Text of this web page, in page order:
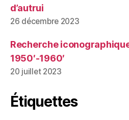
d’autrui
26 décembre 2023
Recherche
1950′-1960′
20 juillet 2023
Étiquettes